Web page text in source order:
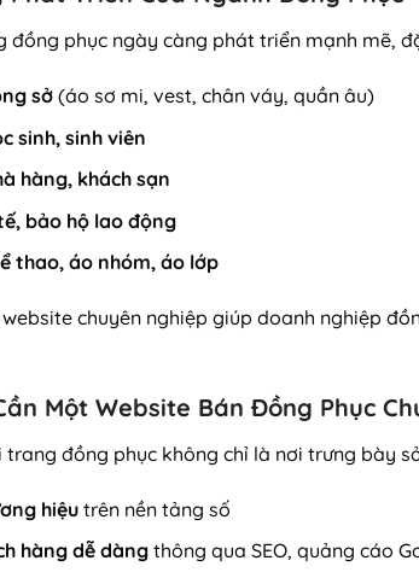
đồng phục ngày càng phát triển mạnh mẽ,
sở(áo sơ mi, vest, chân váy, quần âu)
sinh, sinh viên
hàng, khách sạn
bảo hộ lao động
thao, áo nhóm, áo lớp
chuyên nghiệp giúp doanh nghiệp
Một Website Bán Đồng Phục
đồng phục không chỉ là nơi trưng bày
hiệutrên nền tảng số
hàng dễ dàngthông qua SEO, quảng cáo